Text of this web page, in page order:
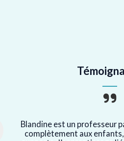
Blandine est un professeur
complètement aux